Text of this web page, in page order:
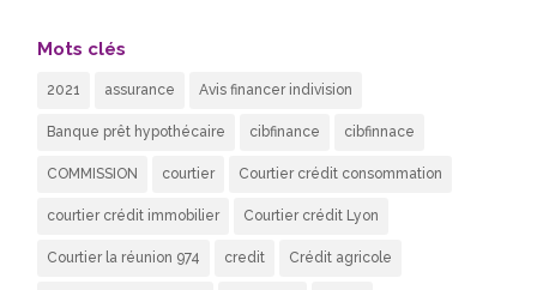
Mots clés
2021 assurance Avis financer indivision
Banque prêt hypothécaire cibfinance cibfinnace
COMMISSION courtier Courtier crédit consommation
courtier crédit immobilier Courtier crédit Lyon
Courtier la réunion 974 credit Crédit agricole